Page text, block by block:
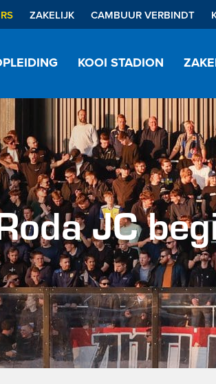
ZAKELIJK CAMBUUR VERBINDT
KOOI STADION
JC